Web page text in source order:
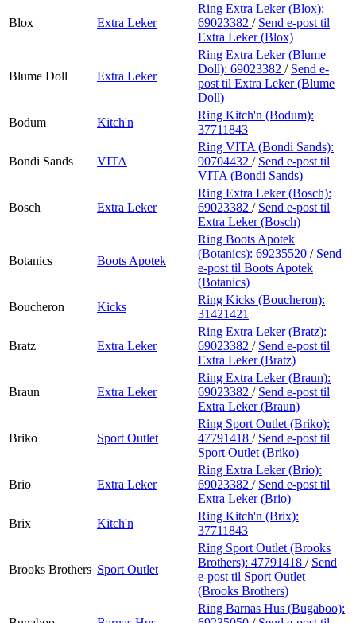
Blox Extra Leker
Ring Extra Leker (Blox):
69023382 / Send e-post til
Extra Leker (Blox)
Blume Doll Extra Leker
Ring Extra Leker (Blume
Doll): 69023382 / Send e-
post til Extra Leker (Blume
Doll)
Bodum
Kitch'n
Ring Kitch'n (Bodum):
37711843
Bondi Sands VITA
Ring VITA (Bondi Sands):
90704432 / Send e-post til
VITA (Bondi Sands)
Bosch Extra Leker
Ring Extra Leker (Bosch):
69023382 / Send e-post til
Extra Leker (Bosch)
Botanics Boots Apotek
Ring Boots Apotek
(Botanics): 69235520 / Send
e-post til Boots Apotek
(Botanics)
Boucheron
Kicks
Ring Kicks (Boucheron):
31421421
Bratz Extra Leker
Ring Extra Leker (Bratz):
69023382 / Send e-post til
Extra Leker (Bratz)
Braun Extra Leker
Ring Extra Leker (Braun):
69023382 / Send e-post til
Extra Leker (Braun)
Briko Sport Outlet
Ring Sport Outlet (Briko):
47791418 / Send e-post til
Sport Outlet (Briko)
Brio Extra Leker
Ring Extra Leker (Brio):
69023382 / Send e-post til
Extra Leker (Brio)
Brix
Kitch'n
Ring Kitch'n (Brix):
37711843
Brooks Brothers Sport Outlet
Ring Sport Outlet (Brooks
Brothers): 47791418 / Send
e-post til Sport Outlet
(Brooks Brothers)
Ring Barnas Hus (Bugaboo):